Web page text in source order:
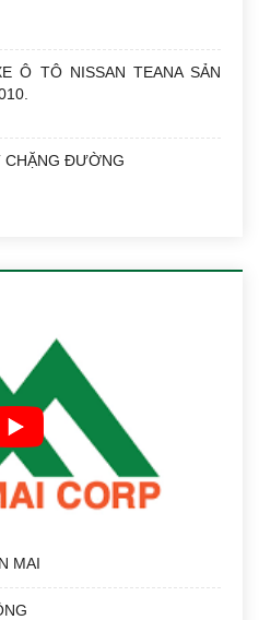
Ô TÔ NISSAN TEANA SẢN
CHẶNG ĐƯỜNG
MAI